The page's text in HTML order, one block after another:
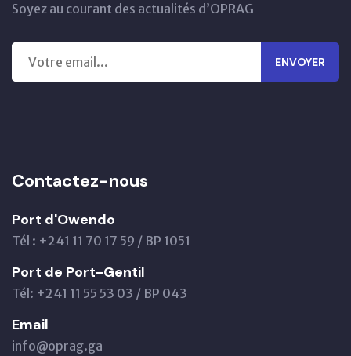
Soyez au courant des actualités d’OPRAG
ENVOYER
Contactez-nous
Port d'Owendo
Tél : +241 11 70 17 59 / BP 1051
Port de Port-Gentil
Tél: +241 11 55 53 03 / BP 043
Email
info@oprag.ga